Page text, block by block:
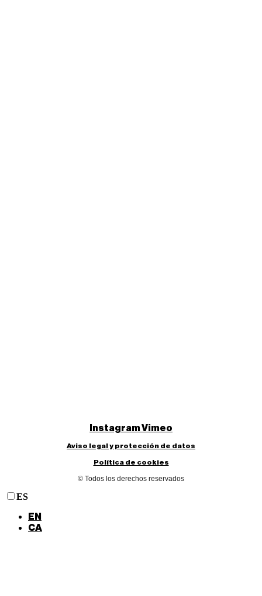
InstagramVimeo
Aviso legal y protección de datos
Política de cookies
© Todos los derechos reservados
ES
EN
CA